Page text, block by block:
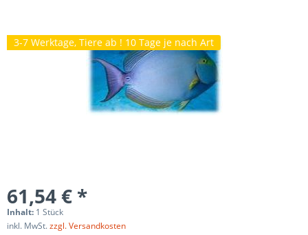
3-7 Werktage, Tiere ab ! 10 Tage je nach Art
61,54 € *
Inhalt: 1 Stück
inkl. MwSt.zzgl. Versandkosten